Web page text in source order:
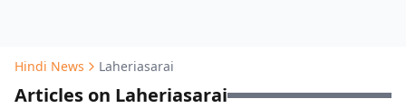
Hindi News Laheriasarai
Articles on Laheriasarai